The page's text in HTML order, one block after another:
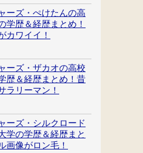
ーズ・ぺけたんの高
学歴＆経歴まとめ！
カワイイ！
ーズ・ザカオの高校
歴＆経歴まとめ！昔
ラリーマン！
ーズ・シルクロード
学の学歴＆経歴まと
画像がロン毛！